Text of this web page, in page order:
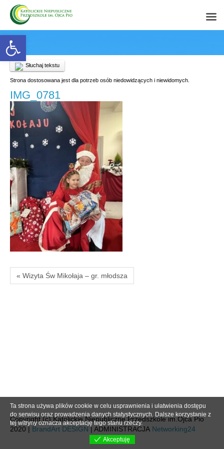
Open toolbar
Słuchaj tekstu
Strona dostosowana jest dla potrzeb osób niedowidzących i niewidomych.
IMG_0781
« Wizyta Św Mikołaja – gr. młodsza
Copyright (c) Katolickie Niepubliczne Przedszkole im.Ojca Pio
2020 | BrandArt DESIGN | ADMINISTRACJA Networking24
Ta strona używa plików cookie w celu usprawnienia i ułatwienia dostępu
do serwisu oraz prowadzenia danych statystycznych. Dalsze korzystanie z
tej witryny oznacza akceptację tego stanu rzeczy.
Akceptuję